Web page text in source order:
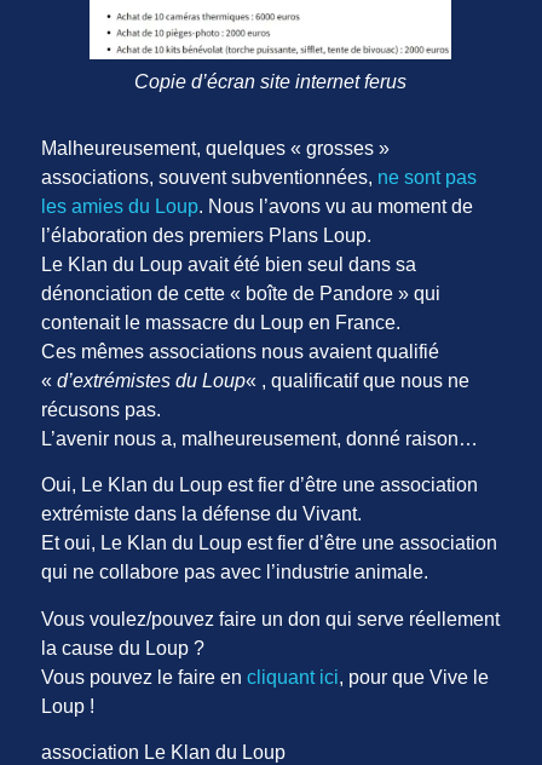
Copie d’écran site internet ferus
Malheureusement, quelques « grosses »
associations, souvent subventionnées, ne sont pas
les amies du Loup. Nous l’avons vu au moment de
l’élaboration des premiers Plans Loup.
Le Klan du Loup avait été bien seul dans sa
dénonciation de cette « boîte de Pandore » qui
contenait le massacre du Loup en France.
Ces mêmes associations nous avaient qualifié
«d’extrémistes du Loup« , qualificatif que nous ne
récusons pas.
L’avenir nous a, malheureusement, donné raison…
Oui, Le Klan du Loup est fier d’être une association
extrémiste dans la défense du Vivant.
Et oui, Le Klan du Loup est fier d’être une association
qui ne collabore pas avec l’industrie animale.
Vous voulez/pouvez faire un don qui serve réellement
la cause du Loup ?
Vous pouvez le faire encliquant ici, pour que Vive le
Loup !
association Le Klan du Loup